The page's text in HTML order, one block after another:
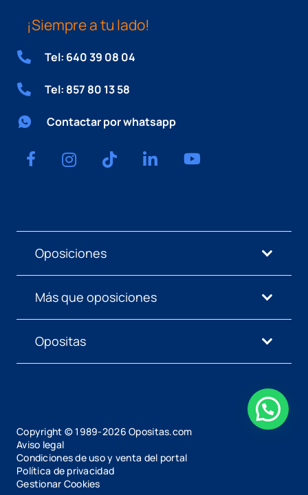
¡Siempre a tu lado!
Tel: 640 39 08 04
Tel: 857 80 13 58
Contactar por whatsapp
Oposiciones
Más que oposiciones
Opositas
Copyright © 1989-2026 Opositas.com
Aviso legal
Condiciones de uso y venta del portal
Política de privacidad
Gestionar Cookies